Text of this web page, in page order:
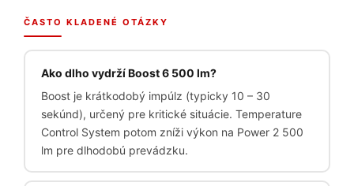
ČASTO KLADENÉ OTÁZKY
Ako dlho vydrží Boost 6 500 lm?
Boost je krátkodobý impúlz (typicky 10 – 30
sekúnd), určený pre kritické situácie. Temperature
Control System potom zníži výkon na Power 2 500
lm pre dlhodobú prevádzku.